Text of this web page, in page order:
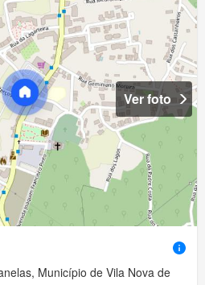
Ver foto
Município de Vila Nova de